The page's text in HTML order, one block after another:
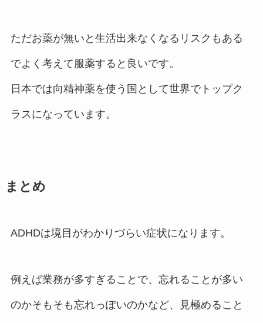
ただお薬が無いと生活出来なくなるリスクもある
でよく考えて服薬すると良いです。
日本では向精神薬を使う国として世界でトップク
ラスになっています。
まとめ
ADHDは境目がわかりづらい症状になります。
例えば業務が多すぎることで、忘れることが多い
のかそもそも忘れっぽいのかなど、見極めること